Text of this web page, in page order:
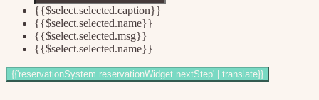
{{$select.selected.caption}}
{{$select.selected.name}}
{{$select.selected.msg}}
{{$select.selected.name}}